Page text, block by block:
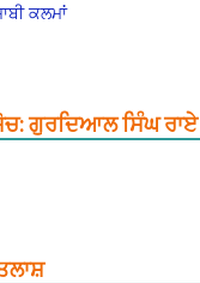
ਕਲਮਾਂ
ਗੁਰਦਿਆਲ ਸਿੰਘ ਰਾਏ